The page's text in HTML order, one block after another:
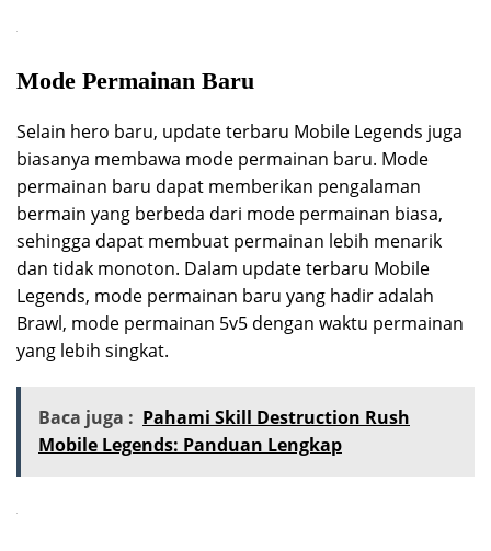
Mode Permainan Baru
Selain hero baru, update terbaru Mobile Legends juga
biasanya membawa mode permainan baru. Mode
permainan baru dapat memberikan pengalaman
bermain yang berbeda dari mode permainan biasa,
sehingga dapat membuat permainan lebih menarik
dan tidak monoton. Dalam update terbaru Mobile
Legends, mode permainan baru yang hadir adalah
Brawl, mode permainan 5v5 dengan waktu permainan
yang lebih singkat.
Baca juga : Pahami Skill Destruction Rush
Mobile Legends: Panduan Lengkap